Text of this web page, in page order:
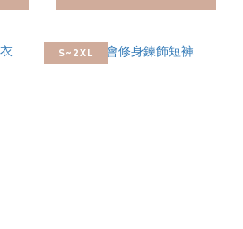
S~2XL